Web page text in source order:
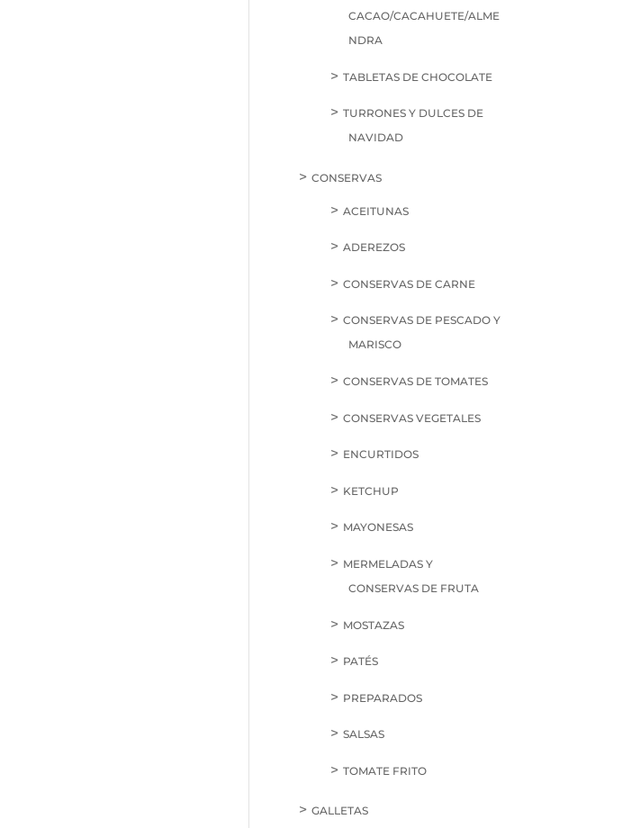
CACAO/CACAHUETE/ALME
NDRA
TABLETAS DE CHOCOLATE
TURRONES Y DULCES DE
NAVIDAD
CONSERVAS
ACEITUNAS
ADEREZOS
CONSERVAS DE CARNE
CONSERVAS DE PESCADO Y
MARISCO
CONSERVAS DE TOMATES
CONSERVAS VEGETALES
ENCURTIDOS
KETCHUP
MAYONESAS
MERMELADAS Y
CONSERVAS DE FRUTA
MOSTAZAS
PATÉS
PREPARADOS
SALSAS
TOMATE FRITO
GALLETAS